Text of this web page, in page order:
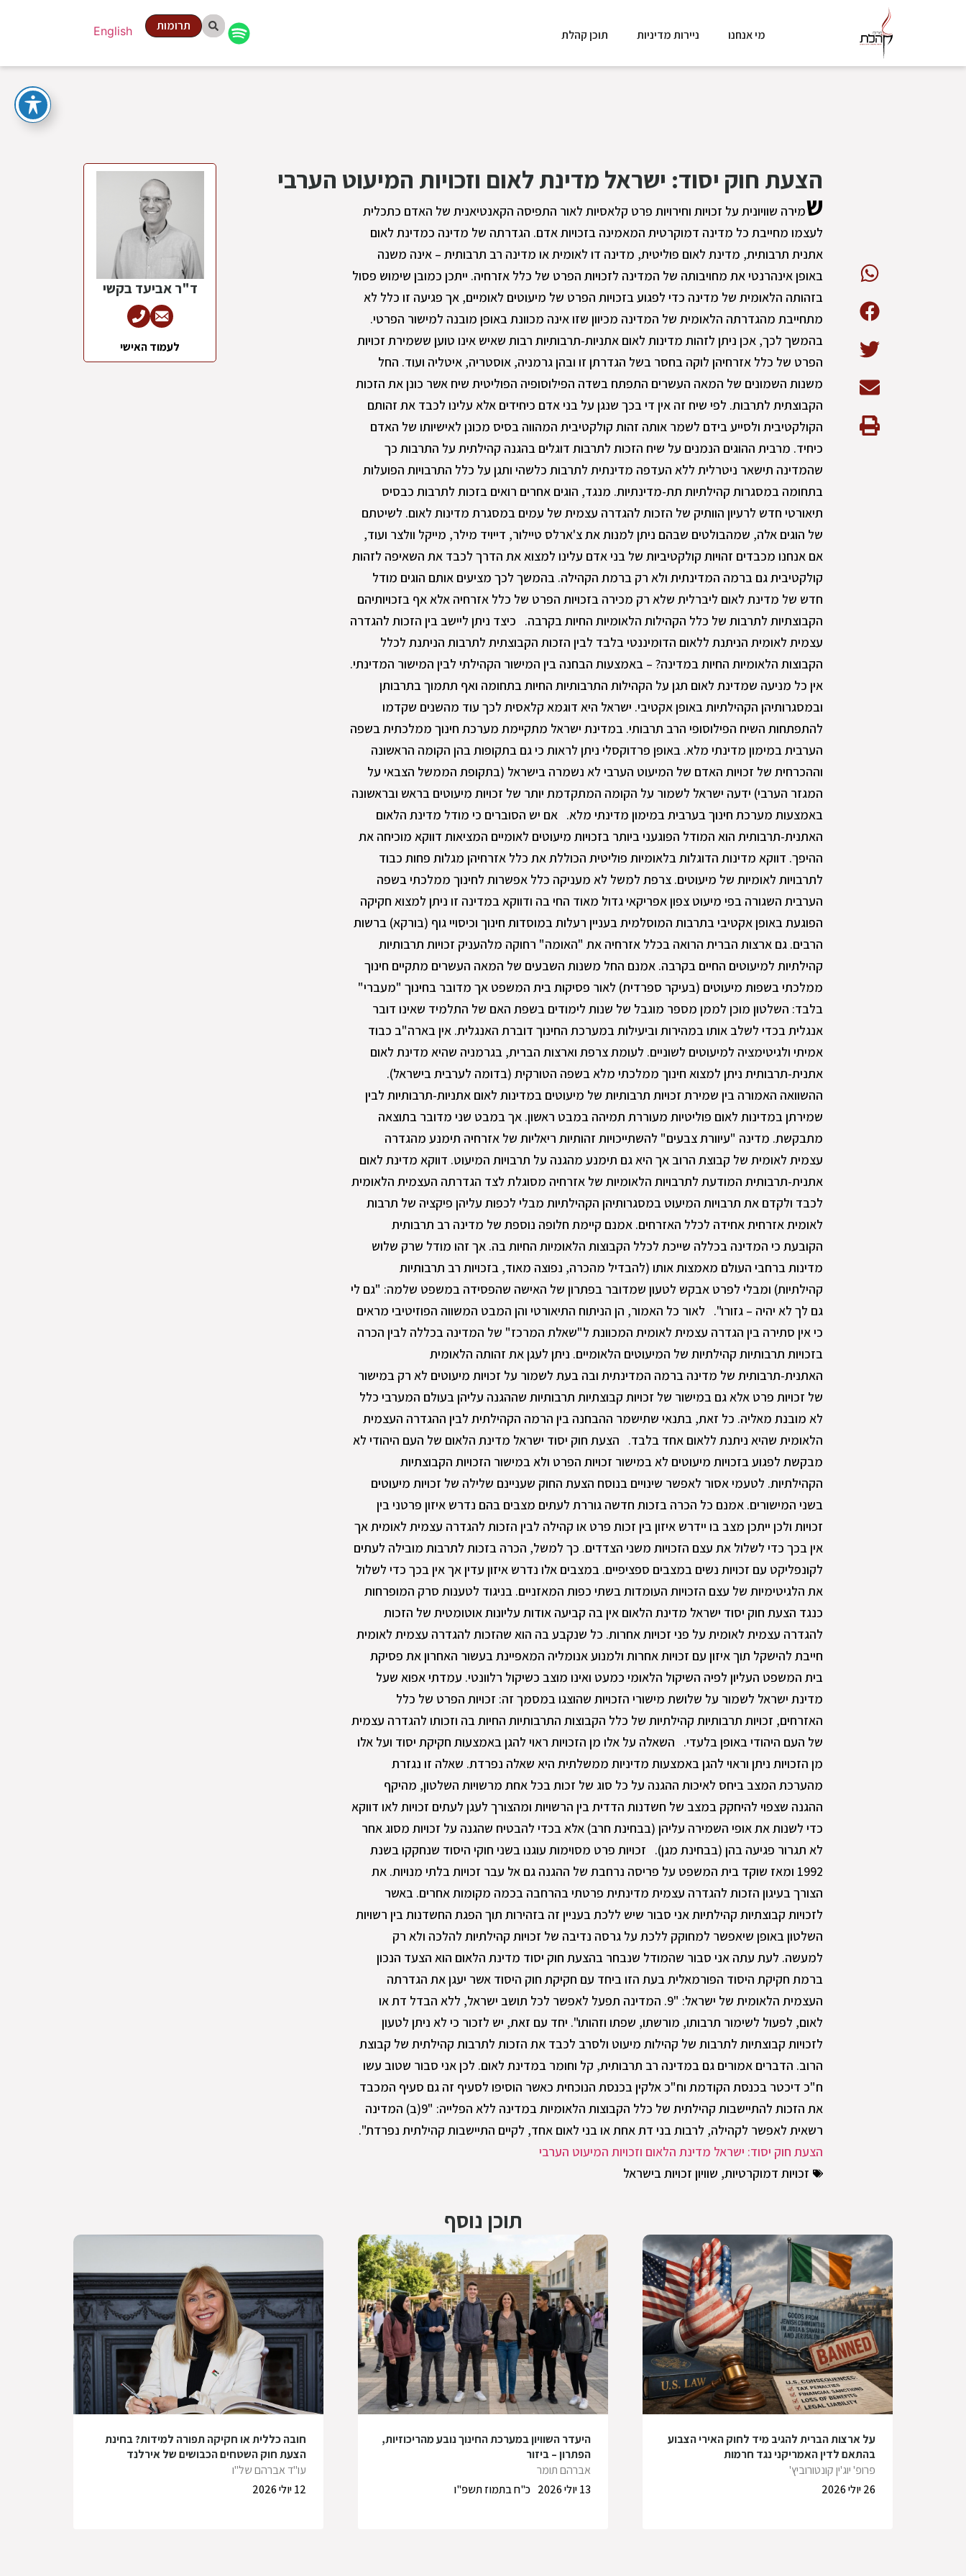
מי אנחנו ניירות מדיניות תוכן קהלת English תרומות
הצעת חוק יסוד: ישראל מדינת לאום וזכויות המיעוט הערבי
שמירה שוויונית על זכויות וחירויות פרט קלאסיות לאור התפיסה הקאנטיאנית של האדם כתכלית
לעצמו מחייבת כל מדינה דמוקרטית המאמינה בזכויות אדם. הגדרתה של מדינה כמדינת לאום
אתנית תרבותית, מדינת לאום פוליטית, מדינה דו לאומית או מדינה רב תרבותית – אינה משנה
באופן אינהרנטי את מחויבותה של המדינה לזכויות הפרט של כלל אזרחיה. ייתכן כמובן שימוש פסול
בזהותה הלאומית של מדינה כדי לפגוע בזכויות הפרט של מיעוטים לאומיים, אך פגיעה זו כלל לא
מתחייבת מהגדרתה הלאומית של המדינה מכיוון שזו אינה מכוונת באופן מובנה למישור הפרטי.
בהמשך לכך, אכן ניתן לזהות מדינות לאום אתניות-תרבותיות רבות שאיש אינו טוען ששמירת זכויות
הפרט של כלל אזרחיהן לוקה בחסר בשל הגדרתן זו ובהן גרמניה, אוסטריה, איטליה ועוד. החל
משנות השמונים של המאה העשרים התפתח בשדה הפילוסופיה הפוליטית שיח אשר כונן את הזכות
הקבוצתית לתרבות. לפי שיח זה אין די בכך שנגן על בני אדם כיחידים אלא עלינו לכבד את זהותם
הקולקטיבית ולסייע בידם לשמר אותה זהות קולקטיבית המהווה בסיס מכונן לאישיותו של האדם
כיחיד. מרבית ההוגים הנמנים על שיח הזכות לתרבות דוגלים בהגנה קהילתית על התרבות כך
שהמדינה תישאר ניטרלית ללא העדפה מדינתית לתרבות כלשהי ותגן על כלל התרבויות הפועלות
בתחומה במסגרות קהילתיות תת-מדינתיות. מנגד, הוגים אחרים רואים בזכות לתרבות כבסיס
תיאורטי חדש לרעיון הוותיק של הזכות להגדרה עצמית של עמים במסגרת מדינות לאום. לשיטתם
של הוגים אלה, שמהבולטים שבהם ניתן למנות את צ'ארלס טיילור, דייויד מילר, מייקל וולצר ועוד,
אם אנחנו מכבדים זהויות קולקטיביות של בני אדם עלינו למצוא את הדרך לכבד את השאיפה לזהות
קולקטיבית גם ברמה המדינתית ולא רק ברמת הקהילה. בהמשך לכך מציעים אותם הוגים מודל
חדש של מדינת לאום ליברלית שלא רק מכירה בזכויות הפרט של כלל אזרחיה אלא אף בזכויותיהם
הקבוצתיות לתרבות של כלל הקהילות הלאומיות החיות בקרבה. כיצד ניתן ליישב בין הזכות להגדרה
עצמית לאומית הניתנת ללאום הדומיננטי בלבד לבין הזכות הקבוצתית לתרבות הניתנת לכלל
הקבוצות הלאומיות החיות במדינה? – באמצעות הבחנה בין המישור הקהילתי לבין המישור המדינתי.
אין כל מניעה שמדינת לאום תגן על הקהילות התרבותיות החיות בתחומה ואף תתמוך בתרבותן
ובמסגרותיהן הקהילתיות באופן אקטיבי. ישראל היא דוגמא קלאסית לכך עוד מהשנים שקדמו
להתפתחות השיח הפילוסופי הרב תרבותי. במדינת ישראל מתקיימת מערכת חינוך ממלכתית בשפה
הערבית במימון מדינתי מלא. באופן פרדוקסלי ניתן לראות כי גם בתקופות בהן הקומה הראשונה
וההכרחית של זכויות האדם של המיעוט הערבי לא נשמרה בישראל (בתקופת הממשל הצבאי על
המגזר הערבי) ידעה ישראל לשמור על הקומה המתקדמת יותר של זכויות מיעוטים בראש ובראשונה
באמצעות מערכת חינוך בערבית במימון מדינתי מלא. אם יש הסוברים כי מודל מדינת הלאום
האתנית-תרבותית הוא המודל הפוגעני ביותר בזכויות מיעוטים לאומיים המציאות דווקא מוכיחה את
ההיפך. דווקא מדינות הדוגלות בלאומיות פוליטית הכוללת את כלל אזרחיהן מגלות פחות כבוד
לתרבויות לאומיות של מיעוטים. צרפת למשל לא מעניקה כלל אפשרות לחינוך ממלכתי בשפה
הערבית השגורה בפי מיעוט צפון אפריקאי גדול מאוד החי בה ודווקא במדינה זו ניתן למצוא חקיקה
הפוגעת באופן אקטיבי בתרבות המוסלמית בעניין רעלות במוסדות חינוך וכיסויי גוף (בורקא) ברשות
הרבים. גם ארצות הברית הרואה בכלל אזרחיה את "האומה" רחוקה מלהעניק זכויות תרבותיות
קהילתיות למיעוטים החיים בקרבה. אמנם החל משנות השבעים של המאה העשרים מתקיים חינוך
ממלכתי בשפות מיעוטים (בעיקר ספרדית) לאור פסיקות בית המשפט אך מדובר בחינוך "מעברי"
בלבד: השלטון מוכן לממן מספר מוגבל של שנות לימודים בשפת האם של התלמיד שאינו דובר
אנגלית בכדי לשלב אותו במהירות וביעילות במערכת החינוך דוברת האנגלית. אין בארה"ב כבוד
אמיתי ולגיטימציה למיעוטים לשוניים. לעומת צרפת וארצות הברית, בגרמניה שהיא מדינת לאום
אתנית-תרבותית ניתן למצוא חינוך ממלכתי מלא בשפה הטורקית (בדומה לערבית בישראל).
ההשוואה האמורה בין שמירת זכויות תרבותיות של מיעוטים במדינות לאום אתניות-תרבותיות לבין
שמירתן במדינות לאום פוליטיות מעוררת תמיהה במבט ראשון. אך במבט שני מדובר בתוצאה
מתבקשת. מדינה "עיוורת צבעים" להשתייכויות זהותיות ריאליות של אזרחיה תימנע מהגדרה
עצמית לאומית של קבוצת הרוב אך היא גם תימנע מהגנה על תרבויות המיעוט. דווקא מדינת לאום
אתנית-תרבותית המודעת לתרבויות הלאומיות של אזרחיה מסוגלת לצד הגדרתה העצמית הלאומית
לכבד ולקדם את תרבויות המיעוט במסגרותיהן הקהילתיות מבלי לכפות עליהן פיקציה של תרבות
לאומית אזרחית אחידה לכלל האזרחים. אמנם קיימת חלופה נוספת של מדינה רב תרבותית
הקובעת כי המדינה בכללה שייכת לכלל הקבוצות הלאומיות החיות בה. אך זהו מודל שרק שלוש
מדינות ברחבי העולם מאמצות אותו (להבדיל מהכרה, נפוצה מאוד, בזכויות רב תרבותיות
קהילתיות) ומבלי לפרט אבקש לטעון שמדובר בפתרון של האישה שהפסידה במשפט שלמה: "גם לי
גם לך לא יהיה – גזורו". לאור כל האמור, הן הניתוח התיאורטי והן המבט המשווה הפוזיטיבי מראים
כי אין סתירה בין הגדרה עצמית לאומית המכוונת ל"שאלת המרכז" של המדינה בכללה לבין הכרה
בזכויות תרבותיות קהילתיות של המיעוטים הלאומיים. ניתן לעגן את זהותה הלאומית
האתנית-תרבותית של מדינה ברמה המדינתית ובה בעת לשמור על זכויות מיעוטים לא רק במישור
של זכויות פרט אלא גם במישור של זכויות קבוצתיות תרבותיות שההגנה עליהן בעולם המערבי כלל
לא מובנת מאליה. כל זאת, בתנאי שתישמר ההבחנה בין הרמה הקהילתית לבין ההגדרה העצמית
הלאומית שהיא ניתנת ללאום אחד בלבד. הצעת חוק יסוד ישראל מדינת הלאום של העם היהודי לא
מבקשת לפגוע בזכויות מיעוטים לא במישור זכויות הפרט ולא במישור הזכויות הקבוצתיות
הקהילתיות. לטעמי אסור לאפשר שינויים בנוסח הצעת החוק שעניינם שלילה של זכויות מיעוטים
בשני המישורים. אמנם כל הכרה בזכות חדשה גוררת לעתים מצבים בהם נדרש איזון פרטני בין
זכויות ולכן ייתכן מצב בו יידרש איזון בין זכות פרט או קהילה לבין הזכות להגדרה עצמית לאומית אך
אין בכך כדי לשלול את עצם הזכויות משני הצדדים. כך למשל, הכרה בזכות לתרבות מובילה לעתים
לקונפליקט עם זכויות נשים במצבים ספציפיים. במצבים אלו נדרש איזון עדין אך אין בכך כדי לשלול
את הלגיטימיות של עצם הזכויות העומדות בשתי כפות המאזניים. בניגוד לטענות סרק המופרחות
כנגד הצעת חוק יסוד ישראל מדינת הלאום אין בה קביעה אודות עליונות אוטומטית של הזכות
להגדרה עצמית לאומית על פני זכויות אחרות. כל שנקבע בה הוא שהזכות להגדרה עצמית לאומית
חייבת להישקל תוך איזון עם זכויות אחרות ולמנוע אנומליה המאפיינת בעשור האחרון את פסיקת
בית המשפט העליון לפיה השיקול הלאומי כמעט ואינו מוצב כשיקול רלוונטי. עמדתי אפוא שעל
מדינת ישראל לשמור על שלושת מישורי הזכויות שהוצגו במסמך זה: זכויות הפרט של כלל
האזרחים, זכויות תרבותיות קהילתיות של כלל הקבוצות התרבותיות החיות בה וזכותו להגדרה עצמית
של העם היהודי באופן בלעדי. השאלה על אלו מן הזכויות ראוי להגן באמצעות חקיקת יסוד ועל אלו
מן הזכויות ניתן וראוי להגן באמצעות מדיניות ממשלתית היא שאלה נפרדת. שאלה זו נגזרת
מהערכת המצב ביחס לאיכות ההגנה על כל סוג של זכות בכל אחת מרשויות השלטון, מהיקף
ההגנה שצפוי להיחקק במצב של חשדנות הדדית בין הרשויות ומהצורך לעגן לעתים זכויות לאו דווקא
כדי לשנות את אופי השמירה עליהן (בבחינת חרב) אלא בכדי להבטיח שהגנה על זכויות מסוג אחר
לא תגרור פגיעה בהן (בבחינת מגן). זכויות פרט מסוימות עוגנו בשני חוקי היסוד שנחקקו בשנת
1992 ומאז שוקד בית המשפט על פריסה נרחבת של ההגנה גם אל עבר זכויות בלתי מנויות. את
הצורך בעיגון הזכות להגדרה עצמית מדינתית פרטתי בהרחבה בכמה מקומות אחרים. באשר
לזכויות קבוצתיות קהילתיות אני סבור שיש ללכת בעניין זה בזהירות תוך הפגת החשדנות בין רשויות
השלטון באופן שיאפשר למחוקק ללכת על גרסה נדיבה של זכויות קהילתיות להלכה ולא רק
למעשה. לעת עתה אני סבור שהמודל שנבחר בהצעת חוק יסוד מדינת הלאום הוא הצעד הנכון
ברמת חקיקת היסוד הפורמאלית בעת הזו ביחד עם חקיקת חוק היסוד אשר יעגן את הגדרתה
העצמית הלאומית של ישראל: "9. המדינה תפעל לאפשר לכל תושב ישראל, ללא הבדל דת או
לאום, לפעול לשימור תרבותו, מורשתו, שפתו וזהותו". יחד עם זאת, יש לזכור כי לא ניתן לטעון
לזכויות קבוצתיות לתרבות של קהילות מיעוט ולסרב לכבד את הזכות לתרבות קהילתית של קבוצת
הרוב. הדברים אמורים גם במדינה רב תרבותית, קל וחומר במדינת לאום. לכן אני סבור שטוב עשו
ח"כ דיכטר בכנסת הקודמת וח"כ אלקין בכנסת הנוכחית כאשר הוסיפו לסעיף זה גם סעיף המכבד
את הזכות להתיישבות קהילתית של כלל הקבוצות הלאומיות במדינה ללא הפלייה: "9(ב) המדינה
רשאית לאפשר לקהילה, לרבות בני דת אחת או בני לאום אחד, לקיים התיישבות קהילתית נפרדת".
הצעת חוק יסוד: ישראל מדינת הלאום וזכויות המיעוט הערבי
זכויות דמוקרטיות, שוויון זכויות בישראל
ד"ר אביעד בקשי
לעמוד האישי
תוכן נוסף
על ארצות הברית להגיב מיד לחוק האירי הצבוע
בהתאם לדין האמריקני נגד חרמות
פרופ' יוג'ין קונטורוביץ'
26 יולי 2026
היעדר השוויון במערכת החינוך נובע מהריכוזיות,
הפתרון – ביזור
אברהם תומר
כ"ח בתמוז תשפ"ו
13 יולי 2026
חובה כללית או חקיקה תפורה למידות? בחינת
הצעת חוק השטחים הכבושים של אירלנד
עו"ד אברהם של"ו
12 יולי 2026